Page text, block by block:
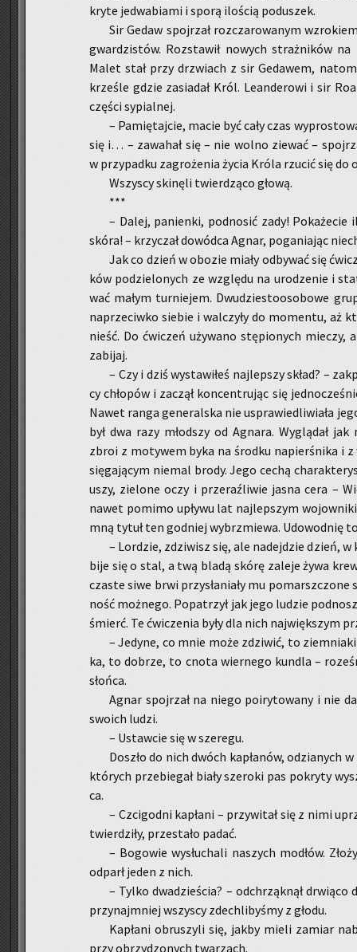
kry­te je­dwa­bia­mi i sporą ilo­ścią po­du­szek.
Sir Gedaw spoj­rzał roz­cza­ro­wa­nym
gwar­dzi­stów. Roz­sta­wił no­wych straż­ni­ków
Malet stał przy drzwiach z sir Ge­da­wem,
krze­śle gdzie za­sia­dał Król. Le­an­de­ro­wi i sir
czę­ści sy­pial­nej.
– Pa­mię­taj­cie, macie być cały czas
się i… – za­wa­hał się – nie wolno zie­wać –
w przy­pad­ku za­gro­że­nia życia Króla rzu­cić się
Wszy­scy ski­nę­li twier­dzą­co głową.
***
– Dalej, pa­nien­ki, pod­no­sić zady!
skóra! – krzy­czał do­wód­ca Agnar, po­ga­nia­jąc
Jak co dzień w obo­zie miały od­by­wać się
ków po­dzie­lo­nych ze wzglę­du na uro­dze­nie i
wać małym tur­nie­jem. Dwu­dzie­sto­oso­bo­we
na­prze­ciw­ko sie­bie i wal­czy­ły do mo­men­tu, aż
nieść. Do ćwi­czeń uży­wa­no stę­pio­nych mie­czy,
za­bi­jaj.
– Czy i dziś wy­sta­wi­łeś naj­lep­szy skład? –
cy chło­pów i za­czął kon­cen­tru­jąc się
Nawet ranga ge­ne­ral­ska nie uspra­wie­dli­wia­ła
był dwa razy młod­szy od Agna­ra. Wy­glą­dał
zbroi z mo­ty­wem byka na środ­ku na­pier­śni­ka i
się­ga­ją­cym nie­mal brody. Jego cechą
uszy, zie­lo­ne oczy i prze­raź­li­wie jasna cera –
nawet po­mi­mo upły­wu lat naj­lep­szym
mną tytuł ten god­niej wy­brzmie­wa. Udo­wod­nię
– Lor­dzie, zdzi­wisz się, ale na­dej­dzie dzień,
bi­je się o stal, a twą bladą skórę za­le­je żywa
cza­ste siwe brwi przy­sła­nia­ły mu
ność moż­ne­go. Po­pa­trzył jak jego lu­dzie
śmierć. Te ćwi­cze­nia były dla nich naj­więk­szym
– Je­dy­ne, co mnie może zdzi­wić, to
ka, to do­brze, to cnota wier­ne­go kun­dla –
słoń­ca.
Agnar spoj­rzał na niego po­iry­to­wa­ny i nie
swo­ich ludzi.
– Ustaw­cie się w sze­re­gu.
Do­szło do nich dwóch ka­pła­nów, odzia­nych
któ­rych prze­bie­gał biały sze­ro­ki pas po­kry­ty
ca.
– Czci­god­ni ka­pła­ni – przy­wi­tał się z nimi
twier­dzi­ły, prze­sta­ło padać.
– Bo­go­wie wy­słu­cha­li na­szych mo­dłów.
od­parł jeden z nich.
– Tylko dwa­dzie­ścia? – od­chrząk­nął
przy­naj­mniej wszy­scy zde­chli­by­śmy z głodu.
Ka­pła­ni ob­ru­szy­li się, jakby mieli za­miar
przy obrzy­dzo­nych twa­rzach.